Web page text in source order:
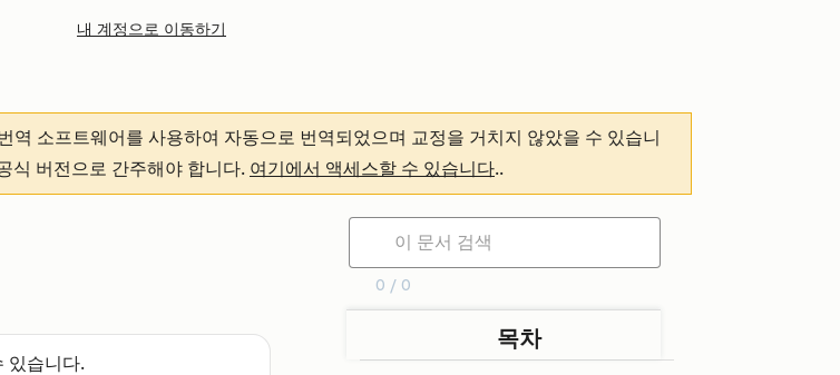
내 계정으로 이동하기
역 소프트웨어를 사용하여 자동으로 번역되었으며 교정을 거치지 않았을 수 있습니
식 버전으로 간주해야 합니다. 여기에서 액세스할 수 있습니다..
있습니다.
0 / 0
목차